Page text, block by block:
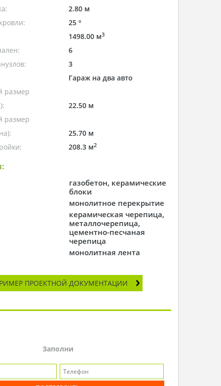
2.80 м
25 °
1498.00 м3
6
3
Гараж на два авто
размер
22.50 м
размер
25.70 м
208.3 м2
газобетон, керамические
блоки
монолитное перекрытие
керамическая черепица,
металлочерепица,
цементно-песчаная
черепица
монолитная лента
ПРОЕКТНОЙ ДОКУМЕНТАЦИИ
Заполни